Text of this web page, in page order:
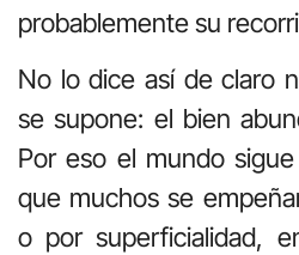
probablemente su
No lo dice así de claro
se supone: el bien
Por eso el mundo
que muchos se
o por superficialidad,